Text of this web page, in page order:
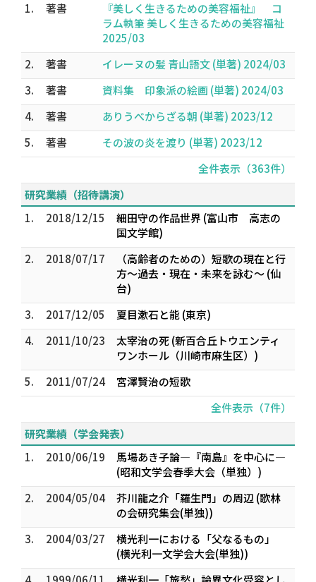
1.
著書
『美しく生きるための美容福祉』 コ
ラム執筆 美しく生きるための美容福祉
2025/03
2.
著書
イレーヌの髪 青山語文 (単著) 2024/03
3.
著書
資料集 印象派の絵画 (単著) 2024/03
4.
著書
ありうべからざる朝 (単著) 2023/12
5.
著書
その波の炎を渡り (単著) 2023/12
全件表示（363件）
研究業績（招待講演）
1.
2018/12/15
細田守の作品世界 (富山市 高志の
国文学館)
2.
2018/07/17
（高齢者のための）短歌の現在と行
方～過去・現在・未来を詠む～ (仙
台)
3.
2017/12/05
夏目漱石と能 (東京)
4.
2011/10/23
太宰治の死 (新百合丘トウエンティ
ワンホール（川崎市麻生区）)
5.
2011/07/24
宮澤賢治の短歌
全件表示（7件）
研究業績（学会発表）
1.
2010/06/19
馬場あき子論―『南島』を中心に―
(昭和文学会春季大会（単独）)
2.
2004/05/04
芥川龍之介「羅生門」の周辺 (歌林
の会研究集会(単独))
3.
2004/03/27
横光利一における「父なるもの」
(横光利一文学会大会(単独))